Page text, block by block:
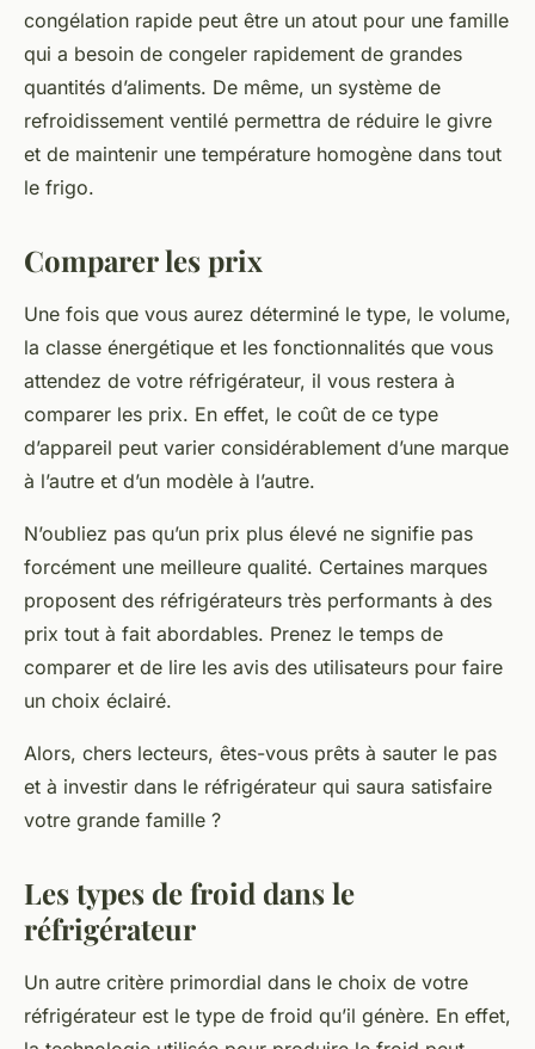
congélation rapide peut être un atout pour une famille
qui a besoin de congeler rapidement de grandes
quantités d’aliments. De même, un système de
refroidissement ventilé permettra de réduire le givre
et de maintenir une température homogène dans tout
le frigo.
Comparer les prix
Une fois que vous aurez déterminé le type, le volume,
la classe énergétique et les fonctionnalités que vous
attendez de votre réfrigérateur, il vous restera à
comparer les prix. En effet, le coût de ce type
d’appareil peut varier considérablement d’une marque
à l’autre et d’un modèle à l’autre.
N’oubliez pas qu’un prix plus élevé ne signifie pas
forcément une meilleure qualité. Certaines marques
proposent des réfrigérateurs très performants à des
prix tout à fait abordables. Prenez le temps de
comparer et de lire les avis des utilisateurs pour faire
un choix éclairé.
Alors, chers lecteurs, êtes-vous prêts à sauter le pas
et à investir dans le réfrigérateur qui saura satisfaire
votre grande famille ?
Les types de froid dans le
réfrigérateur
Un autre critère primordial dans le choix de votre
réfrigérateur est le type de froid qu’il génère. En effet,